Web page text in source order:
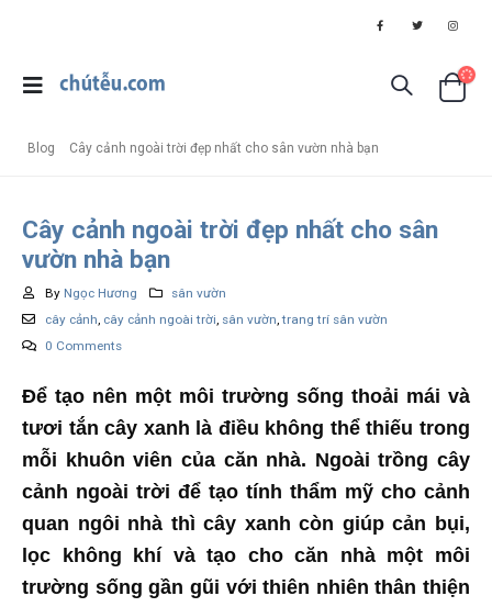
Blog Cây cảnh ngoài trời đẹp nhất cho sân vườn nhà bạn
Cây cảnh ngoài trời đẹp nhất cho sân
vườn nhà bạn
By Ngọc Hương
sân vườn
cây cảnh, cây cảnh ngoài trời, sân vườn,trang trí sân vườn
0 Comments
Để tạo nên một môi trường sống thoải mái và
tươi tắn cây xanh là điều không thể thiếu trong
mỗi khuôn viên của căn nhà. Ngoài trồng cây
cảnh ngoài trời để tạo tính thẩm mỹ cho cảnh
quan ngôi nhà thì cây xanh còn giúp cản bụi,
lọc không khí và tạo cho căn nhà một môi
trường sống gần gũi với thiên nhiên thân thiện